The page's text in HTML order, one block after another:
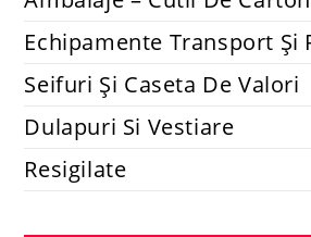
Echipamente Transport Și
Seifuri Și Caseta De Valori
Dulapuri Si Vestiare
Resigilate